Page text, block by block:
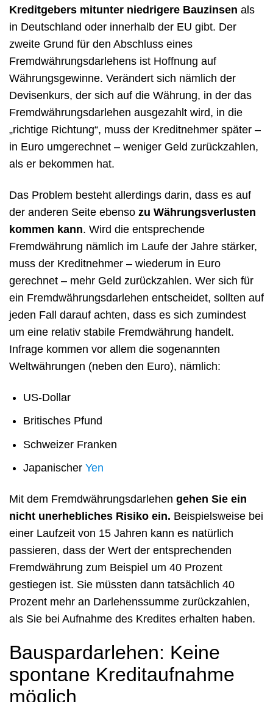
Kreditgebers mitunter niedrigere Bauzinsen als
in Deutschland oder innerhalb der EU gibt. Der
zweite Grund für den Abschluss eines
Fremdwährungsdarlehens ist Hoffnung auf
Währungsgewinne. Verändert sich nämlich der
Devisenkurs, der sich auf die Währung, in der das
Fremdwährungsdarlehen ausgezahlt wird, in die
„richtige Richtung“, muss der Kreditnehmer später –
in Euro umgerechnet – weniger Geld zurückzahlen,
als er bekommen hat.
Das Problem besteht allerdings darin, dass es auf
der anderen Seite ebenso zu Währungsverlusten
kommen kann. Wird die entsprechende
Fremdwährung nämlich im Laufe der Jahre stärker,
muss der Kreditnehmer – wiederum in Euro
gerechnet – mehr Geld zurückzahlen. Wer sich für
ein Fremdwährungsdarlehen entscheidet, sollten auf
jeden Fall darauf achten, dass es sich zumindest
um eine relativ stabile Fremdwährung handelt.
Infrage kommen vor allem die sogenannten
Weltwährungen (neben den Euro), nämlich:
US-Dollar
Britisches Pfund
Schweizer Franken
Japanischer Yen
Mit dem Fremdwährungsdarlehen gehen Sie ein
nicht unerhebliches Risiko ein. Beispielsweise bei
einer Laufzeit von 15 Jahren kann es natürlich
passieren, dass der Wert der entsprechenden
Fremdwährung zum Beispiel um 40 Prozent
gestiegen ist. Sie müssten dann tatsächlich 40
Prozent mehr an Darlehenssumme zurückzahlen,
als Sie bei Aufnahme des Kredites erhalten haben.
Bauspardarlehen: Keine
spontane Kreditaufnahme
möglich